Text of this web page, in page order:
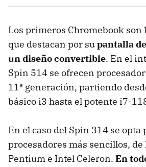
Los primeros Chromebook son
que destacan por supantalla
un diseño convertible. En el
Spin 514 se ofrecen
11ª generación, partiendo
básico i3 hasta el potente i7-
En el caso del Spin 314 se opta
procesadores más sencillos,
Pentium e Intel Celeron. En